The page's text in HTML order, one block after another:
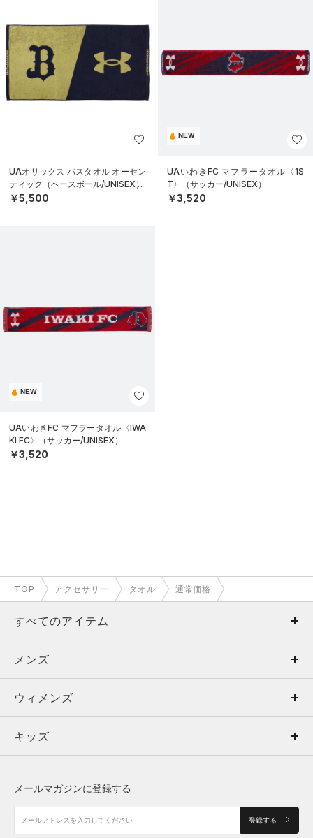
UAオリックス バスタオル オーセン
ティック（ベースボール/UNISEX）
￥5,500
NEW
UAいわきFC マフラータオル〈1S
T〉（サッカー/UNISEX）
￥3,520
NEW
UAいわきFC マフラータオル〈IWA
KI FC〉（サッカー/UNISEX）
￥3,520
TOP アクセサリー タオル 通常価格
すべてのアイテム
メンズ
ウィメンズ
キッズ
アクセサリー
メンズ
トップス
ボトムス
アクセサリー
ウィメンズ
トップス
シューズ
キッズ
メールマガジンに登録する
登録する